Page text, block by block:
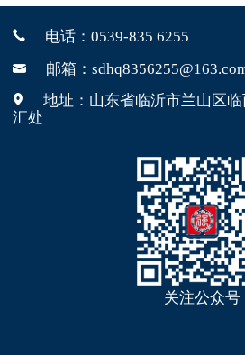
电话： 0539-835 6255
邮箱：
地址：山东省临沂市兰山区
汇处
关注公众号